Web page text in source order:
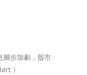
腳步加劇，股市
）